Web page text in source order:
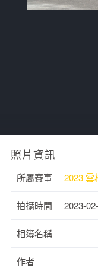
照片資訊
所屬賽事 2023 雲
拍攝時間 2023-
相簿名稱
作者